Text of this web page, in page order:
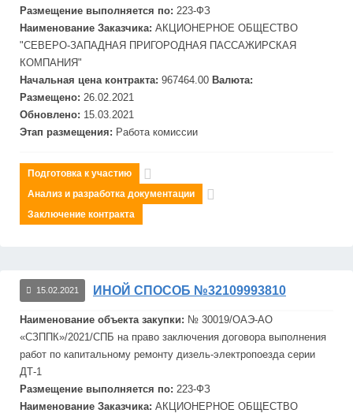
Размещение выполняется по: 223-ФЗ
Наименование Заказчика: АКЦИОНЕРНОЕ ОБЩЕСТВО
"СЕВЕРО-ЗАПАДНАЯ ПРИГОРОДНАЯ ПАССАЖИРСКАЯ
КОМПАНИЯ"
Начальная цена контракта: 967464.00 Валюта:
Размещено: 26.02.2021
Обновлено: 15.03.2021
Этап размещения: Работа комиссии
Подготовка к участию
Анализ и разработка документации
Заключение контракта
15.02.2021 ИНОЙ СПОСОБ №32109993810
Наименование объекта закупки: № 30019/ОАЭ-АО
«СЗПП К»/2021/СПБ на право заключения договора выполнения
работ по капитальному ремонту дизель-электропоезда серии
ДТ-1
Размещение выполняется по: 223-ФЗ
Наименование Заказчика: АКЦИОНЕРНОЕ ОБЩЕСТВО